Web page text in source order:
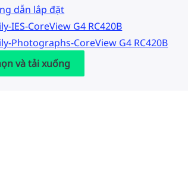
dẫn lắp đặt
IES-CoreView G4 RC420B
Photographs-CoreView G4 RC420B
và tải xuống